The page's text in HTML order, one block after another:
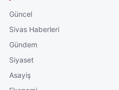
Güncel
Sivas Haberleri
Gündem
Siyaset
Asayiş